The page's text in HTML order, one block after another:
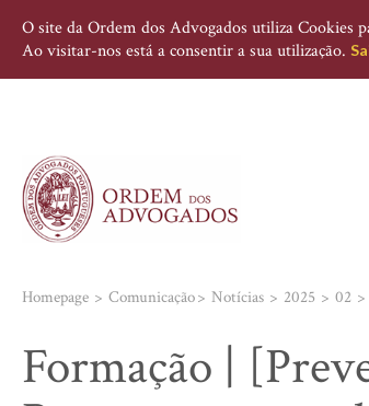
O site da Ordem dos Advogados utiliza Cookies
Ao visitar-nos está a consentir a sua utilização.
Homepage Comunicação Notícias 2025 02
Formação |